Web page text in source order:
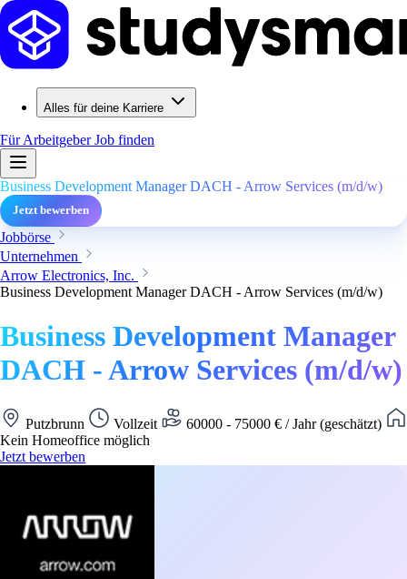
Alles für deine Karriere
Für ArbeitgeberJob finden
Business Development Manager DACH - Arrow Services (m/d/w)
Jetzt bewerben
Jobbörse
Unternehmen
Arrow Electronics, Inc.
Business Development Manager DACH - Arrow Services (m/d/w)
Business Development Manager
DACH - Arrow Services (m/d/w)
Putzbrunn Vollzeit
60000 - 75000 € / Jahr (geschätzt)
Kein Homeoffice möglich
Jetzt bewerben